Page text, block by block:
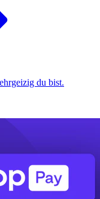
du bist.